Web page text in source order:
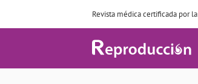
Revista médica certificada por la